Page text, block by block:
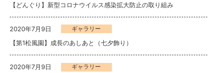
【どんぐり】新型コロナウイルス感染拡大防止の取り組み
2020年7月9日 ギャラリー
【第1松風園】成長のあしあと（七夕飾り）
2020年7月9日 ギャラリー